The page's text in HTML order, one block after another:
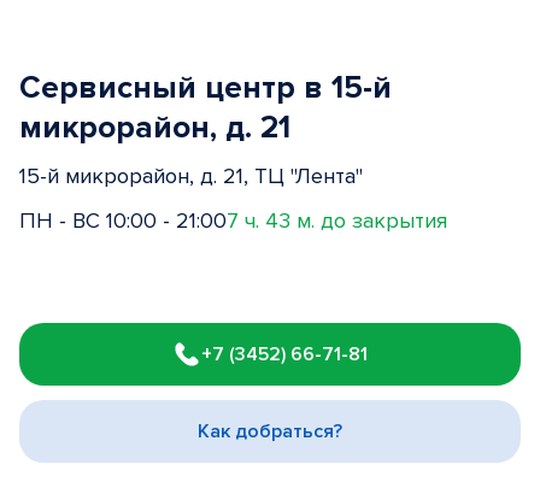
Сервисный центр в 15-й
микрорайон, д. 21
15-й микрорайон, д. 21, ТЦ "Лента"
ПН - ВС 10:00 - 21:007 ч. 43 м. до закрытия
1
of
3
+7 (3452) 66-71-81
Как добраться?